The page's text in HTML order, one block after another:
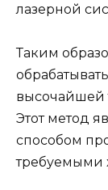
лазерной
Таким
высочайшей
Этот метод
способом
требуемыми